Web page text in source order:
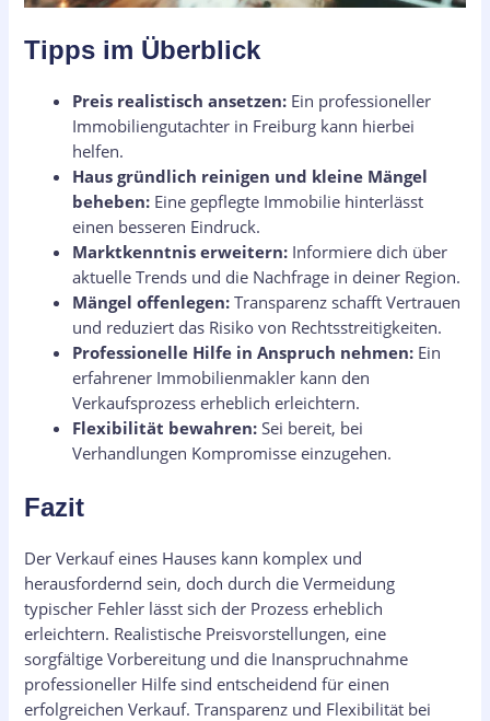
Tipps im Überblick
Preis realistisch ansetzen: Ein professioneller
Immobiliengutachter in Freiburg kann hierbei
helfen.
Haus gründlich reinigen und kleine Mängel
beheben: Eine gepflegte Immobilie hinterlässt
einen besseren Eindruck.
Marktkenntnis erweitern: Informiere dich über
aktuelle Trends und die Nachfrage in deiner Region.
Mängel offenlegen: Transparenz schafft Vertrauen
und reduziert das Risiko von Rechtsstreitigkeiten.
Professionelle Hilfe in Anspruch nehmen: Ein
erfahrener Immobilienmakler kann den
Verkaufsprozess erheblich erleichtern.
Flexibilität bewahren: Sei bereit, bei
Verhandlungen Kompromisse einzugehen.
Fazit
Der Verkauf eines Hauses kann komplex und
herausfordernd sein, doch durch die Vermeidung
typischer Fehler lässt sich der Prozess erheblich
erleichtern. Realistische Preisvorstellungen, eine
sorgfältige Vorbereitung und die Inanspruchnahme
professioneller Hilfe sind entscheidend für einen
erfolgreichen Verkauf. Transparenz und Flexibilität bei